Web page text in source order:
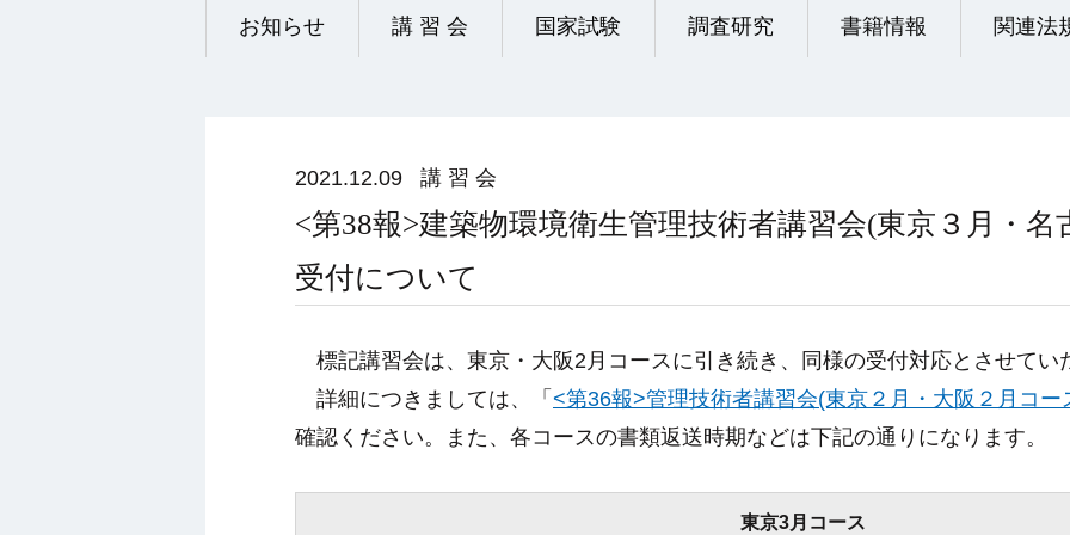
お知らせ 講 習 会 国家試験 調査研究 書籍情報 関連法
2021.12.09 講 習 会
<第38報>建築物環境衛生管理技術者講習会(東京３月・名
受付について
標記講習会は、東京・大阪2月コースに引き続き、同様の受付対応とさせてい
詳細につきましては、「 <第36報>管理技術者講習会(東京２月・大阪２月コー
確認ください。また、各コースの書類返送時期などは下記の通りになります。
東京3月コース